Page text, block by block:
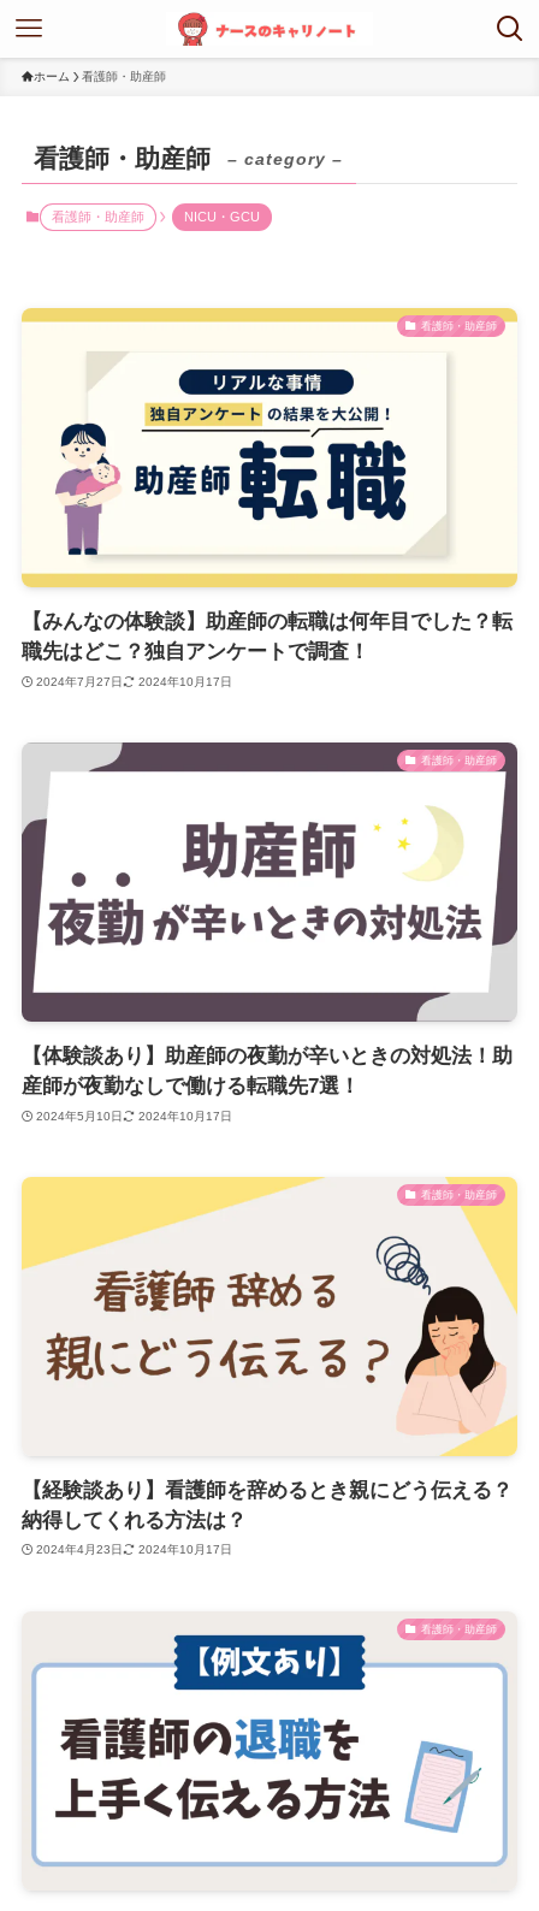
ホーム 看護師・助産師
看護師・助産師 – category –
看護師・助産師 NICU・GCU
看護師・助産師
【みんなの体験談】助産師の転職は何年目でした？転
職先はどこ？独自アンケートで調査！
2024年7月27日 2024年10月17日
看護師・助産師
【体験談あり】助産師の夜勤が辛いときの対処法！助
産師が夜勤なしで働ける転職先7選！
2024年5月10日 2024年10月17日
看護師・助産師
【経験談あり】看護師を辞めるとき親にどう伝える？
納得してくれる方法は？
2024年4月23日 2024年10月17日
看護師・助産師